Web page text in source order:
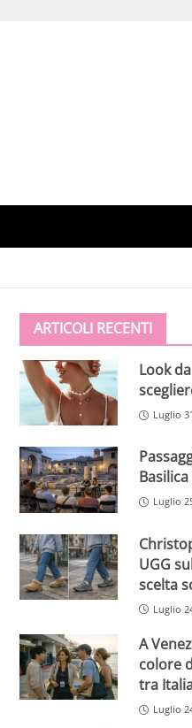
ARTICOLI RECENTI
Look
Luglio
Luglio
UGG
scelta
Luglio
A
colore
tra
Luglio